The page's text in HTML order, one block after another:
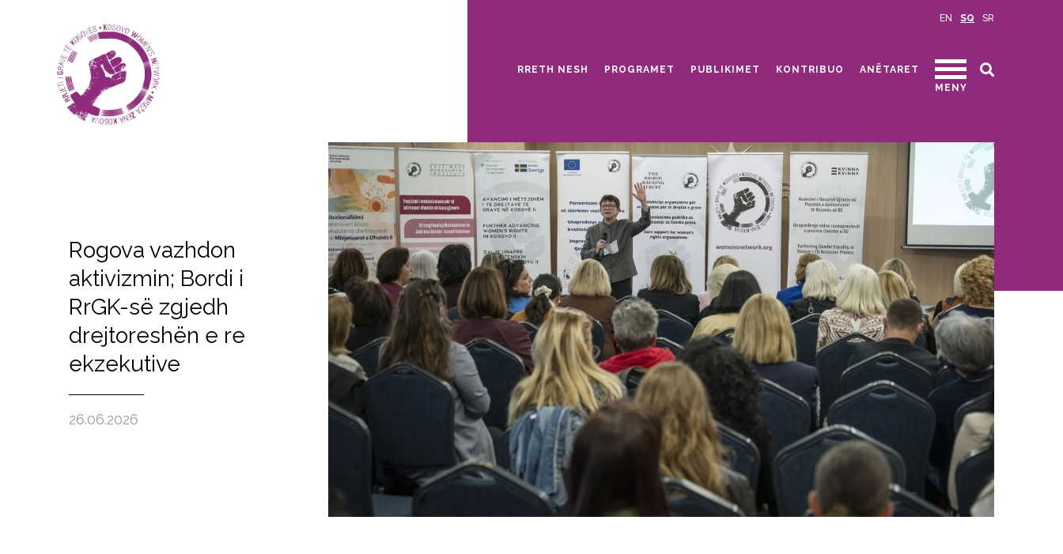
EN SQ SR
RRETH NESH PROGRAMET PUBLIKIMET KONTRIBUO
ANËTARET
MENY
Rogova vazhdon
aktivizmin; Bordi i
RrGK-së zgjedh
drejtoreshën e re
ekzekutive
26.06.2026